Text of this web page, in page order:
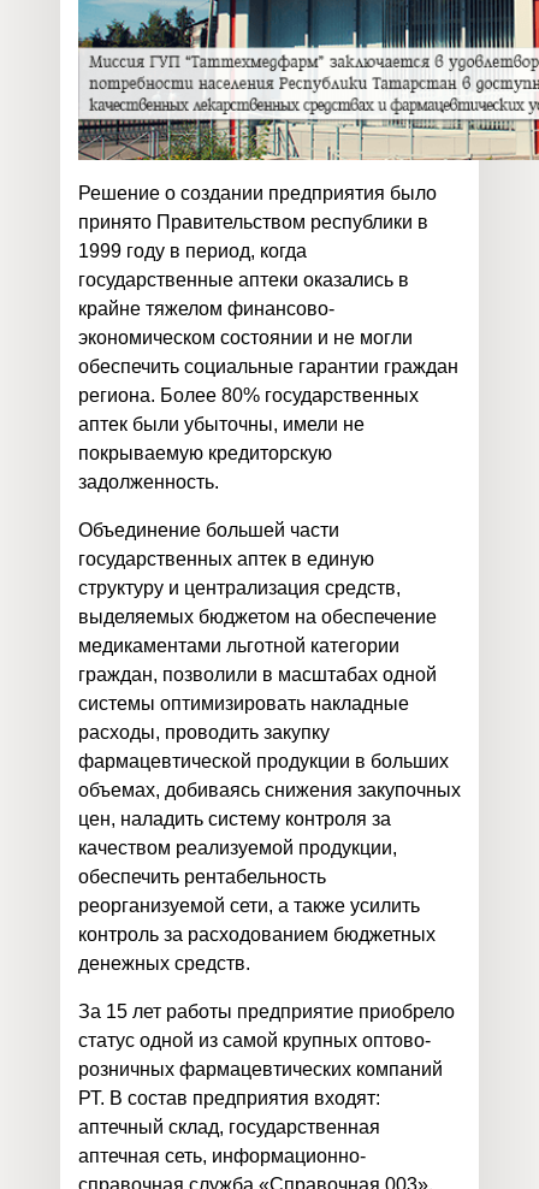
Решение о создании предприятия было
принято Правительством республики в
1999 году в период, когда
государственные аптеки оказались в
крайне тяжелом финансово-
экономическом состоянии и не могли
обеспечить социальные гарантии граждан
региона. Более 80% государственных
аптек были убыточны, имели не
покрываемую кредиторскую
задолженность.
Объединение большей части
государственных аптек в единую
структуру и централизация средств,
выделяемых бюджетом на обеспечение
медикаментами льготной категории
граждан, позволили в масштабах одной
системы оптимизировать накладные
расходы, проводить закупку
фармацевтической продукции в больших
объемах, добиваясь снижения закупочных
цен, наладить систему контроля за
качеством реализуемой продукции,
обеспечить рентабельность
реорганизуемой сети, а также усилить
контроль за расходованием бюджетных
денежных средств.
За 15 лет работы предприятие приобрело
статус одной из самой крупных оптово-
розничных фармацевтических компаний
РТ. В состав предприятия входят:
аптечный склад, государственная
аптечная сеть, информационно-
справочная служба «Справочная 003».